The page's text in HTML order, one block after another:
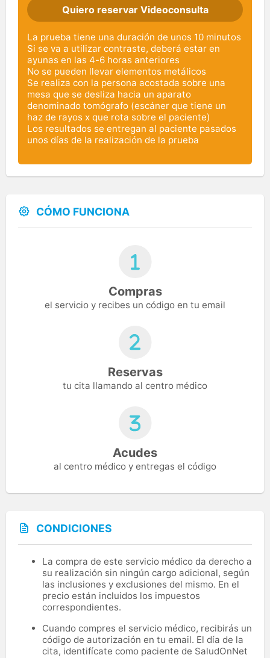
Quiero reservar Videoconsulta
La prueba tiene una duración de unos 10 minutos
Si se va a utilizar contraste, deberá estar en
ayunas en las 4-6 horas anteriores
No se pueden llevar elementos metálicos
Se realiza con la persona acostada sobre una
mesa que se desliza hacia un aparato
denominado tomógrafo (escáner que tiene un
haz de rayos x que rota sobre el paciente)
Los resultados se entregan al paciente pasados
unos días de la realización de la prueba
CÓMO FUNCIONA
Compras
el servicio y recibes un código en tu email
Reservas
tu cita llamando al centro médico
Acudes
al centro médico y entregas el código
CONDICIONES
La compra de este servicio médico da derecho a
su realización sin ningún cargo adicional, según
las inclusiones y exclusiones del mismo. En el
precio están incluidos los impuestos
correspondientes.
Cuando compres el servicio médico, recibirás un
código de autorización en tu email. El día de la
cita, identifícate como paciente de SaludOnNet